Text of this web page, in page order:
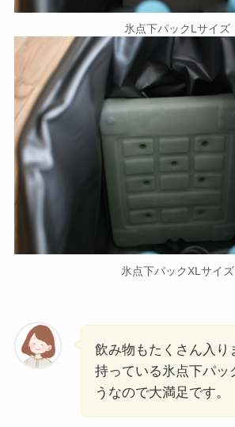
氷点下パックLサイズ
氷点下パックXLサイズ
飲み物もたくさん入り
持っている氷点下パッ
うなので大満足です。